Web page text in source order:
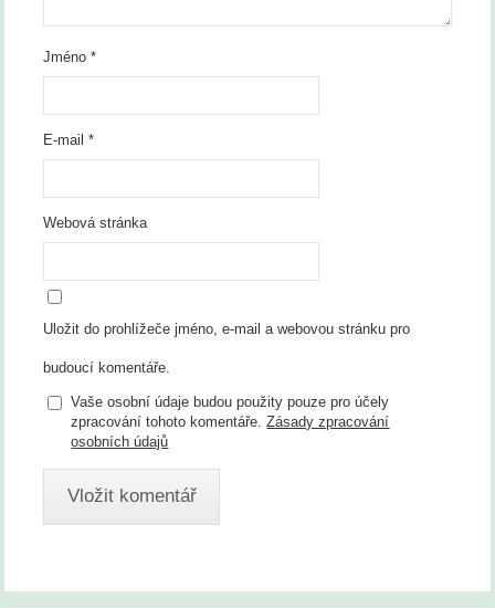
Jméno*
E-mail*
Webová stránka
Uložit do prohlížeče jméno, e-mail a webovou stránku pro
budoucí komentáře.
Vaše osobní údaje budou použity pouze pro účely
zpracování tohoto komentáře. Zásady zpracování
osobních údajů